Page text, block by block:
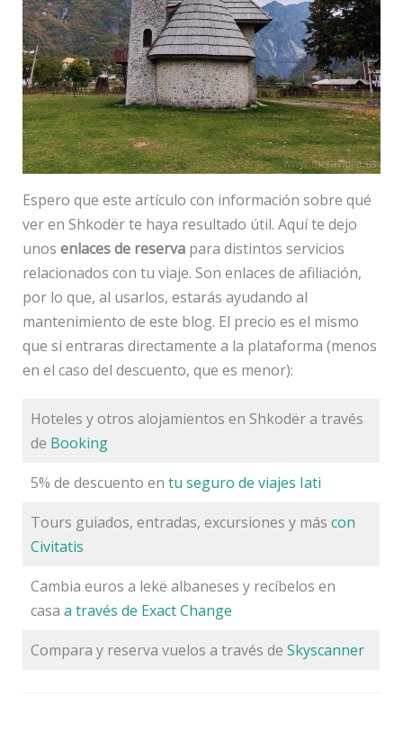
Espero que este artículo con información sobre qué
ver en Shkodër te haya resultado útil. Aquí te dejo
unos enlaces de reservapara distintos servicios
relacionados con tu viaje. Son enlaces de afiliación,
por lo que, al usarlos, estarás ayudando al
mantenimiento de este blog. El precio es el mismo
que si entraras directamente a la plataforma (menos
en el caso del descuento, que es menor):
Hoteles y otros alojamientos en Shkodër a través
de Booking
5% de descuento en tu seguro de viajes Iati
Tours guiados, entradas, excursiones y más con
Civitatis
Cambia euros a lekë albaneses y recíbelos en
casa a través de Exact Change
Compara y reserva vuelos a través de Skyscanner